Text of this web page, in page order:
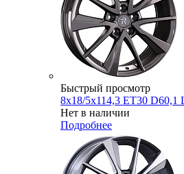
Быстрый просмотр
8x18/5x114,3 ET30 D60,1
Нет в наличии
Подробнее